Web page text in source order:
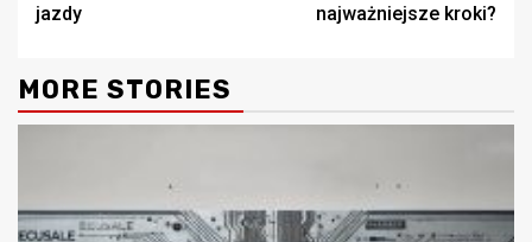
jazdy
najważniejsze kroki?
MORE STORIES